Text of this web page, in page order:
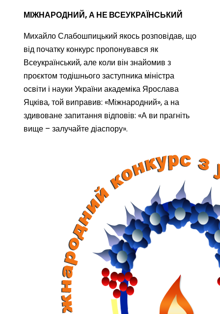
МІЖНАРОДНИЙ, А НЕ ВСЕУКРАЇНСЬКИЙ
Михайло Слабошпицький якось розповідав, що
від початку конкурс пропонувався як
Всеукраїнський, але коли він знайомив з
проєктом тодішнього заступника міністра
освіти і науки України академіка Ярослава
Яцківа, той виправив: «Міжнародний», а на
здивоване запитання відповів: «А ви прагніть
вище – залучайте діаспору».